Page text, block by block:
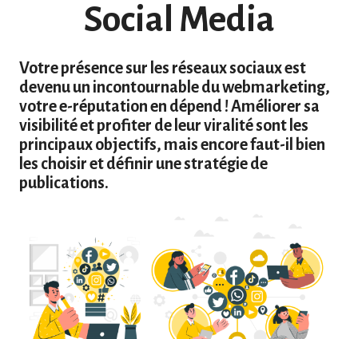
Social Media
Votre présence sur les réseaux sociaux est
devenu un incontournable du webmarketing,
votre e-réputation en dépend ! Améliorer sa
visibilité et profiter de leur viralité sont les
principaux objectifs, mais encore faut-il bien
les choisir et définir une stratégie de
publications.